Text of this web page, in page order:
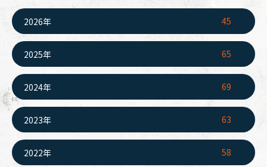
2026年 45
2025年 65
2024年 69
2023年 63
2022年 58